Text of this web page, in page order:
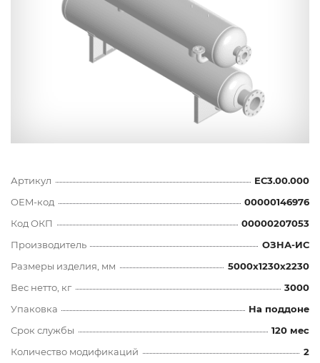
Артикул
ЕС3.00.000
OEM-код
00000146976
Код ОКП
00000207053
Производитель
ОЗНА-ИС
Размеры изделия, мм
5000x1230x2230
Вес нетто, кг
3000
Упаковка
На поддоне
Срок службы
120 мес
Количество модификаций
2